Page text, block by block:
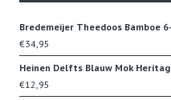
Bredemeijer Theedoos Bamboe
€34,95
Heinen Delfts Blauw Mok
€12,95